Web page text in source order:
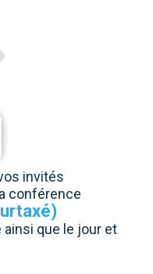
invités
conférence
que le jour et